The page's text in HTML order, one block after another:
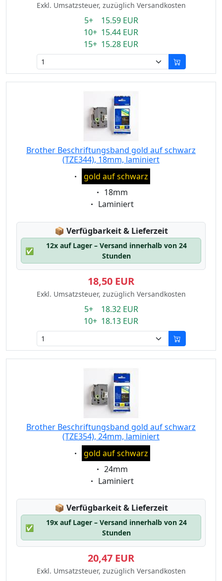
Exkl. Umsatzsteuer, zuzüglich Versandkosten
5+ 15.59 EUR
10+ 15.44 EUR
15+ 15.28 EUR
Brother Beschriftungsband gold auf schwarz
(TZE344), 18mm, laminiert
Eigenschaft:
gold auf schwarz
Eigenschaft:
18mm
Eigenschaft:
Laminiert
📦 Lagerstatus:
Verfügbarkeit & Lieferzeit
✅
12x auf Lager – Versand innerhalb von 24
Stunden
18,50 EUR
Exkl. Umsatzsteuer, zuzüglich Versandkosten
5+ 18.32 EUR
10+ 18.13 EUR
Brother Beschriftungsband gold auf schwarz
(TZE354), 24mm, laminiert
Eigenschaft:
gold auf schwarz
Eigenschaft:
24mm
Eigenschaft:
Laminiert
📦 Lagerstatus:
Verfügbarkeit & Lieferzeit
✅
19x auf Lager – Versand innerhalb von 24
Stunden
20,47 EUR
Exkl. Umsatzsteuer, zuzüglich Versandkosten